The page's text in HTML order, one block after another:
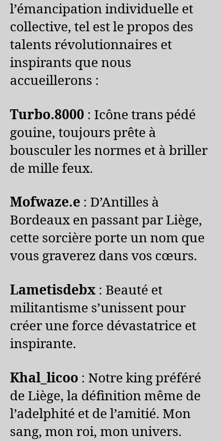
l’émancipation individuelle et
collective, tel est le propos des
talents révolutionnaires et
inspirants que nous
accueillerons :
Turbo.8000 : Icône trans pédé
gouine, toujours prête à
bousculer les normes et à briller
de mille feux.
Mofwaze.e : D’Antilles à
Bordeaux en passant par Liège,
cette sorcière porte un nom que
vous graverez dans vos cœurs.
Lametisdebx : Beauté et
militantisme s’unissent pour
créer une force dévastatrice et
inspirante.
Khal_licoo : Notre king préféré
de Liège, la définition même de
l’adelphité et de l’amitié. Mon
sang, mon roi, mon univers.